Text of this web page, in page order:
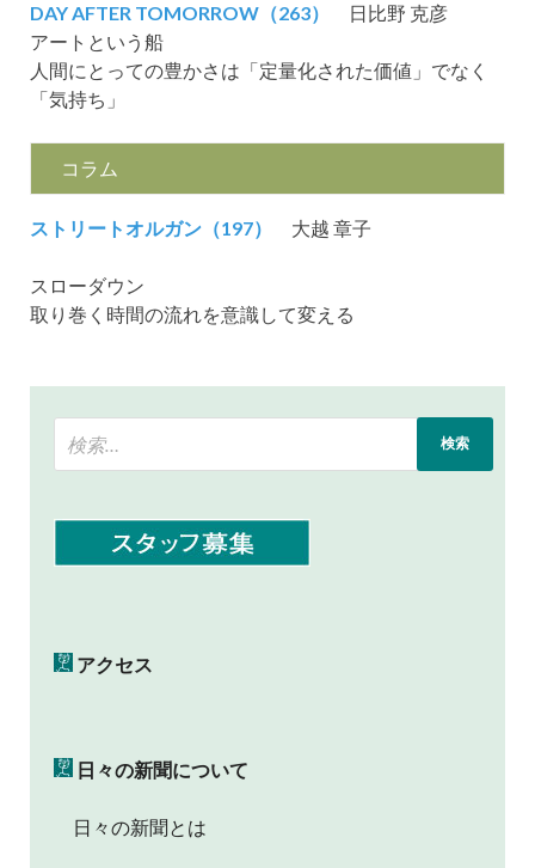
DAY AFTER TOMORROW（263）
日比野 克彦
アートという船
人間にとっての豊かさは「定量化された価値」でなく
「気持ち」
コラム
ストリートオルガン（197） 大越 章子
スローダウン
取り巻く時間の流れを意識して変える
アクセス
日々の新聞について
日々の新聞とは